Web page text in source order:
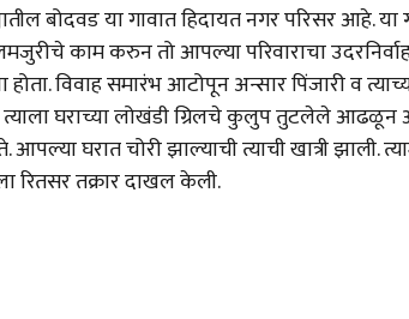
बोदवड या गावात हिदायत नगर परिसर आहे.
काम करुन तो आपल्या परिवाराचा
होता. विवाह समारंभ आटोपून अन्सार पिंजारी व
घराच्या लोखंडी ग्रिलचे कुलुप तुटलेले आढळून
घरात चोरी झाल्याची त्याची खात्री झाली.
रितसर तक्रार दाखल केली.